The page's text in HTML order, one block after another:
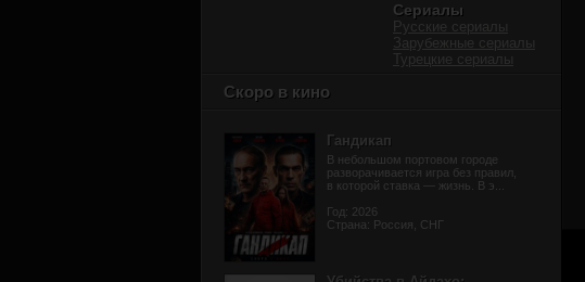
Сериалы
Русские сериалы
Зарубежные сериалы
Турецкие сериалы
Скоро в кино
Гандикап
В небольшом портовом городе
разворачивается игра без правил,
в которой ставка — жизнь. В э...
Год: 2026
Страна: Россия, СНГ